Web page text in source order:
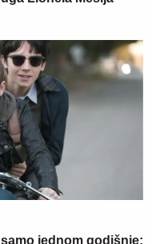
jednom godišnje: